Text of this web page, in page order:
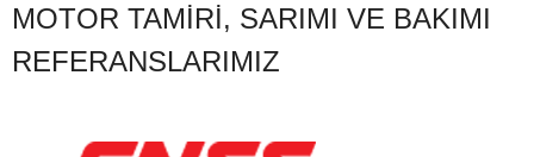
MOTOR TAMIRI, SARIMI VE BAKIMI
REFERANSLARIMIZ